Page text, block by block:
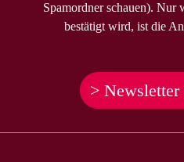
Spamordner schauen). Nur
bestätigt wird, ist die
> Newsletter